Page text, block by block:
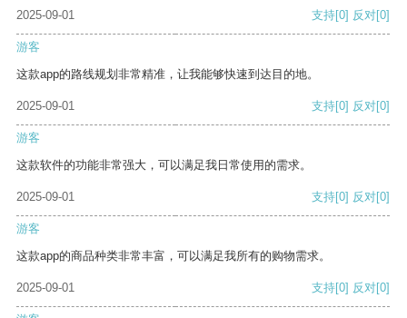
2025-09-01 支持[0] 反对[0]
游客
这款app的路线规划非常精准，让我能够快速到达目的地。
2025-09-01 支持[0] 反对[0]
游客
这款软件的功能非常强大，可以满足我日常使用的需求。
2025-09-01 支持[0] 反对[0]
游客
这款app的商品种类非常丰富，可以满足我所有的购物需求。
2025-09-01 支持[0] 反对[0]